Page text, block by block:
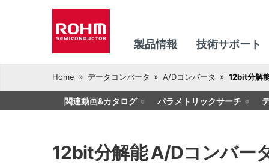
製品情報 技術サポート
Home データコンバータ A/Dコンバータ 12bit分解
関連動画&カタログ パラメトリックサーチ
12bit分解能 A/Dコンバー